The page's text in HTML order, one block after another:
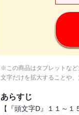
※この商品はタブレットなど
文字だけを拡大することや
あらすじ
【『頭文字D』１１～